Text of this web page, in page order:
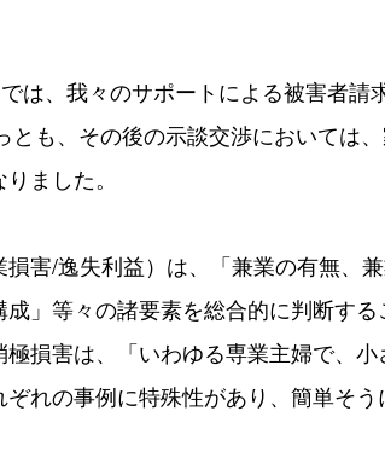
は、我々のサポートによる被害者請
とも、その後の示談交渉においては
ました。
害/逸失利益）は、「兼業の有無、
」等々の諸要素を総合的に判断する
損害は、「いわゆる専業主婦で、
れの事例に特殊性があり、簡単そ